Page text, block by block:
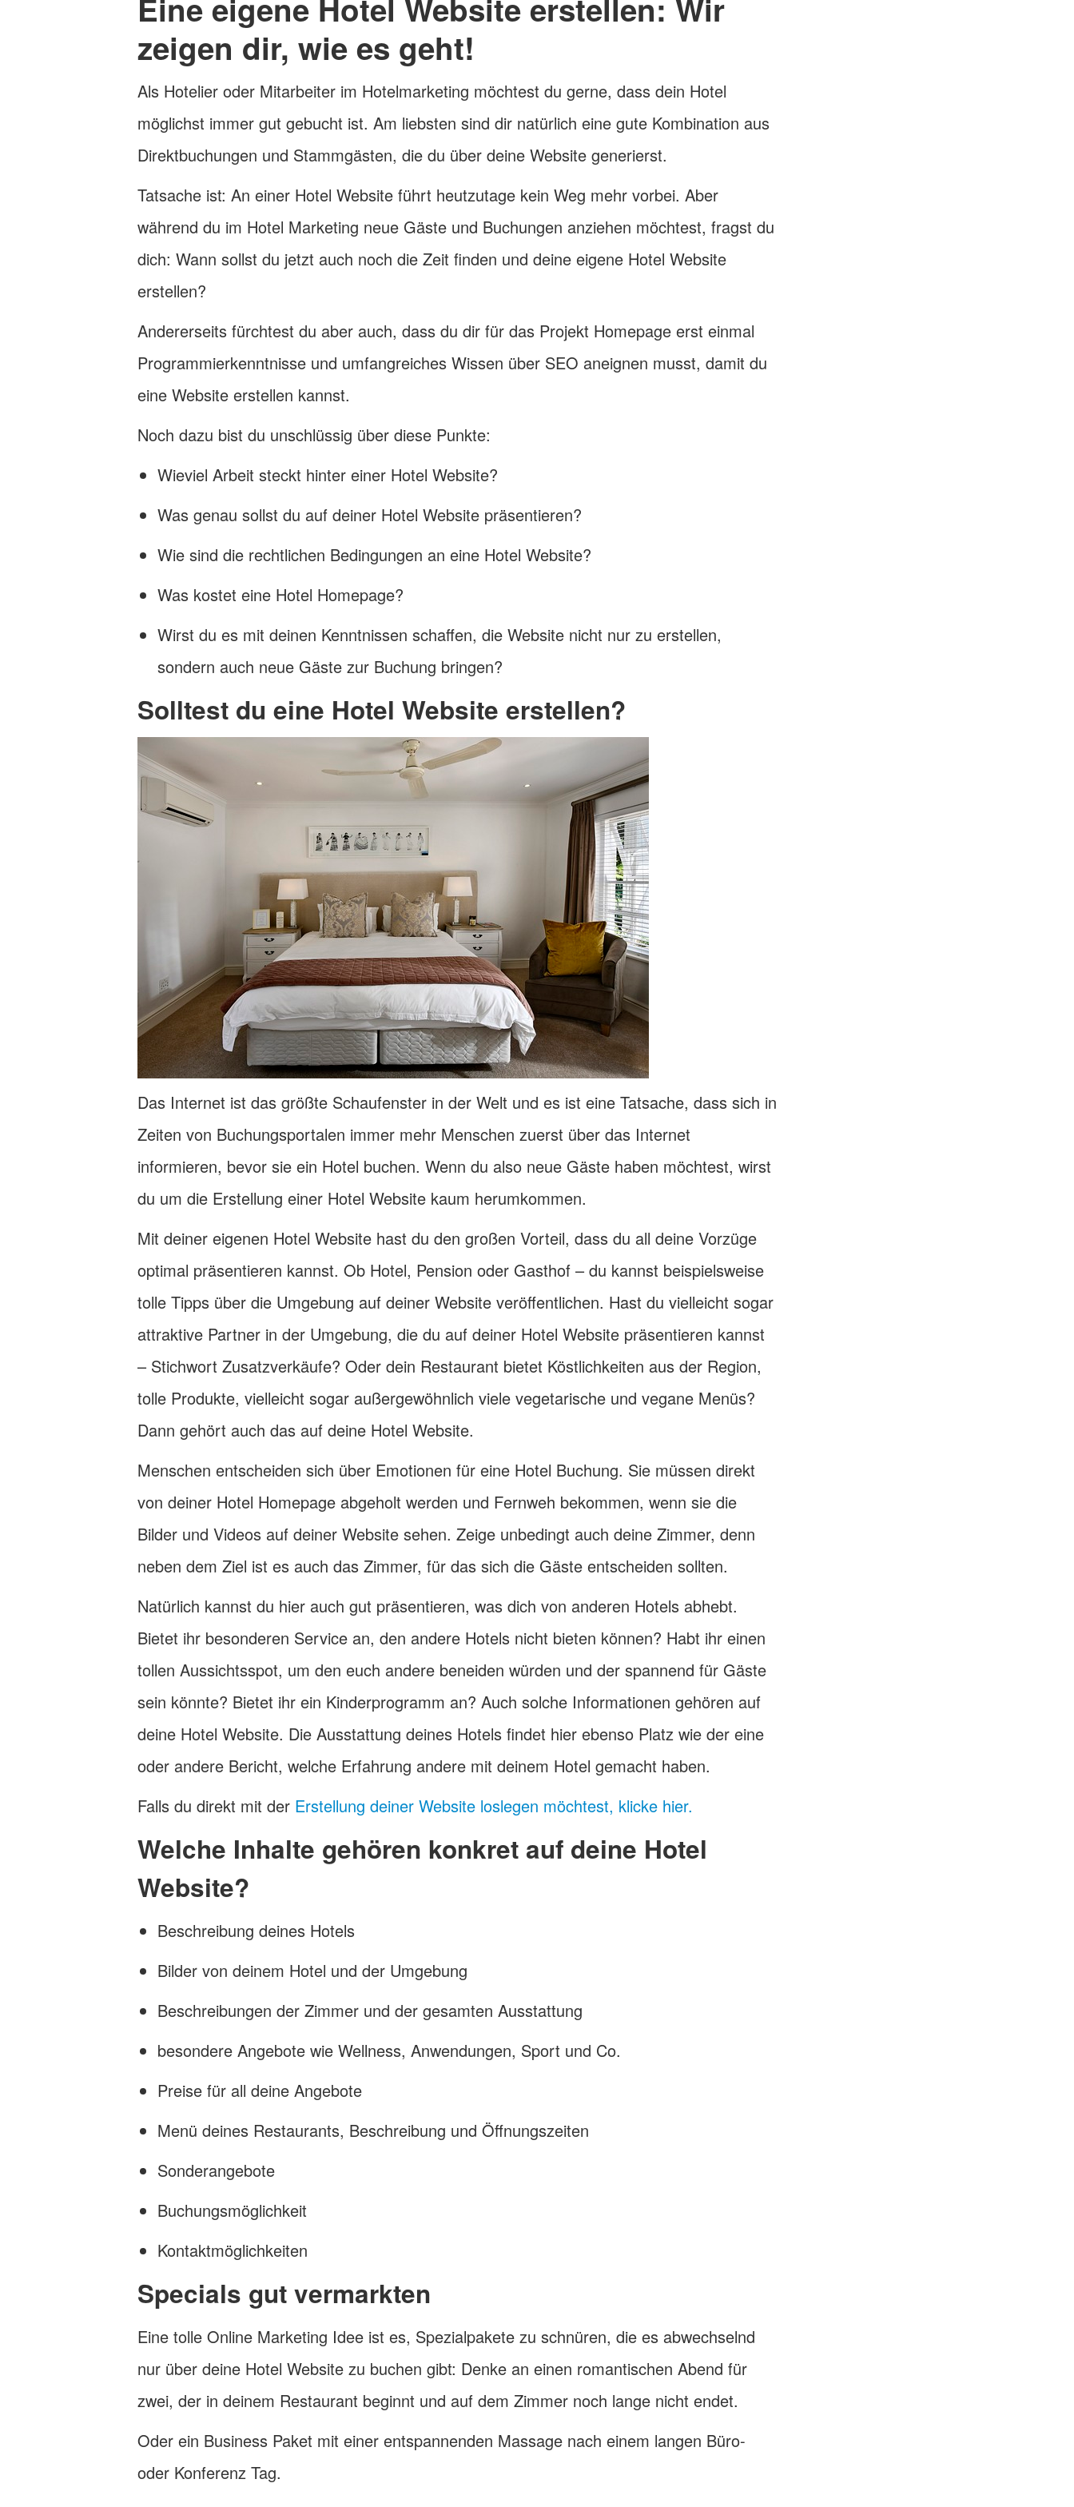
Eine eigene Hotel Website erstellen: Wir
zeigen dir, wie es geht!
Als Hotelier oder Mitarbeiter im Hotelmarketing möchtest du gerne, dass dein Hotel
möglichst immer gut gebucht ist. Am liebsten sind dir natürlich eine gute Kombination aus
Direktbuchungen und Stammgästen, die du über deine Website generierst.
Tatsache ist: An einer Hotel Website führt heutzutage kein Weg mehr vorbei. Aber
während du im Hotel Marketing neue Gäste und Buchungen anziehen möchtest, fragst du
dich: Wann sollst du jetzt auch noch die Zeit finden und deine eigene Hotel Website
erstellen?
Andererseits fürchtest du aber auch, dass du dir für das Projekt Homepage erst einmal
Programmierkenntnisse und umfangreiches Wissen über SEO aneignen musst, damit du
eine Website erstellen kannst.
Noch dazu bist du unschlüssig über diese Punkte:
Wieviel Arbeit steckt hinter einer Hotel Website?
Was genau sollst du auf deiner Hotel Website präsentieren?
Wie sind die rechtlichen Bedingungen an eine Hotel Website?
Was kostet eine Hotel Homepage?
Wirst du es mit deinen Kenntnissen schaffen, die Website nicht nur zu erstellen,
sondern auch neue Gäste zur Buchung bringen?
Solltest du eine Hotel Website erstellen?
Das Internet ist das größte Schaufenster in der Welt und es ist eine Tatsache, dass sich in
Zeiten von Buchungsportalen immer mehr Menschen zuerst über das Internet
informieren, bevor sie ein Hotel buchen. Wenn du also neue Gäste haben möchtest, wirst
du um die Erstellung einer Hotel Website kaum herumkommen.
Mit deiner eigenen Hotel Website hast du den großen Vorteil, dass du all deine Vorzüge
optimal präsentieren kannst. Ob Hotel, Pension oder Gasthof – du kannst beispielsweise
tolle Tipps über die Umgebung auf deiner Website veröffentlichen. Hast du vielleicht sogar
attraktive Partner in der Umgebung, die du auf deiner Hotel Website präsentieren kannst
– Stichwort Zusatzverkäufe? Oder dein Restaurant bietet Köstlichkeiten aus der Region,
tolle Produkte, vielleicht sogar außergewöhnlich viele vegetarische und vegane Menüs?
Dann gehört auch das auf deine Hotel Website.
Menschen entscheiden sich über Emotionen für eine Hotel Buchung. Sie müssen direkt
von deiner Hotel Homepage abgeholt werden und Fernweh bekommen, wenn sie die
Bilder und Videos auf deiner Website sehen. Zeige unbedingt auch deine Zimmer, denn
neben dem Ziel ist es auch das Zimmer, für das sich die Gäste entscheiden sollten.
Natürlich kannst du hier auch gut präsentieren, was dich von anderen Hotels abhebt.
Bietet ihr besonderen Service an, den andere Hotels nicht bieten können? Habt ihr einen
tollen Aussichtsspot, um den euch andere beneiden würden und der spannend für Gäste
sein könnte? Bietet ihr ein Kinderprogramm an? Auch solche Informationen gehören auf
deine Hotel Website. Die Ausstattung deines Hotels findet hier ebenso Platz wie der eine
oder andere Bericht, welche Erfahrung andere mit deinem Hotel gemacht haben.
Falls du direkt mit der Erstellung deiner Website loslegen möchtest, klicke hier.
Welche Inhalte gehören konkret auf deine Hotel
Website?
Beschreibung deines Hotels
Bilder von deinem Hotel und der Umgebung
Beschreibungen der Zimmer und der gesamten Ausstattung
besondere Angebote wie Wellness, Anwendungen, Sport und Co.
Preise für all deine Angebote
Menü deines Restaurants, Beschreibung und Öffnungszeiten
Sonderangebote
Buchungsmöglichkeit
Kontaktmöglichkeiten
Specials gut vermarkten
Eine tolle Online Marketing Idee ist es, Spezialpakete zu schnüren, die es abwechselnd
nur über deine Hotel Website zu buchen gibt: Denke an einen romantischen Abend für
zwei, der in deinem Restaurant beginnt und auf dem Zimmer noch lange nicht endet.
Oder ein Business Paket mit einer entspannenden Massage nach einem langen Büro-
oder Konferenz Tag.